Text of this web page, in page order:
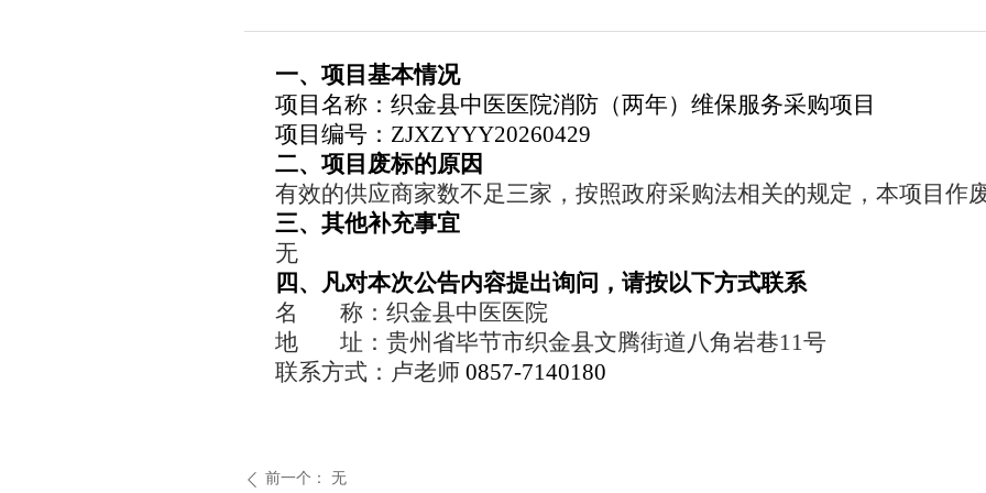
一、项目基本情况
项目名称： 织金县中医医院消防（两年）维保服务采购项目
项目编号： ZJXZYYY20260429
二、 项目废标的原因
有效的供应商家数不足三家，按照政府采购法相关的规定，本项目作
三、其他补充事宜
无
四、凡对本次公告内容提出询问，请按以下方式联系
名 称：织金县中医医院
地 址： 贵州省毕节市织金县文腾街道八角岩巷11号
联系方式 ： 卢老师 0857-7140180
ꄴ 前一个： 无